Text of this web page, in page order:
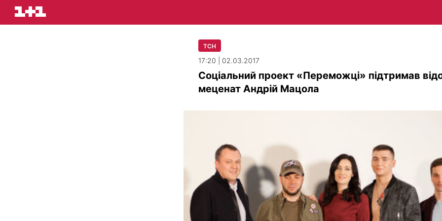
ТСН
17:20 | 02.03.2017
Соціальний проект «Переможці» підтримав
меценат Андрій Мацола